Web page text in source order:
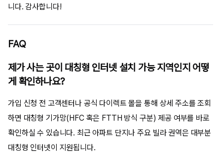
니다. 감사합니다!
FAQ
제가 사는 곳이 대칭형 인터넷 설치 가능 지역인지 어떻
게 확인하나요?
가입 신청 전 고객센터나 공식 다이렉트 몰을 통해 상세 주소를 조회
하면 대칭형 기가망(HFC 혹은 FTTH 방식 구분) 제공 여부를 바로
확인하실 수 있습니다. 최근 아파트 단지나 주요 빌라 권역은 대부분
대칭형 인터넷이 지원됩니다.